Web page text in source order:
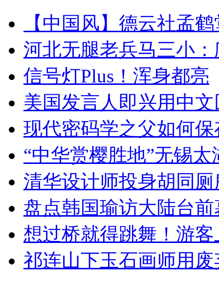
【中国风】德云社孟
河北无腿老兵马三小
信号灯Plus！浑身都亮
美国发言人即兴用中
现代密码学之父如何
“中华赏樱胜地”无锡
清华设计师投身胡同
盘点韩国瑜访大陆台
想过桥就得跳舞！游客
祁连山下玉石画师用